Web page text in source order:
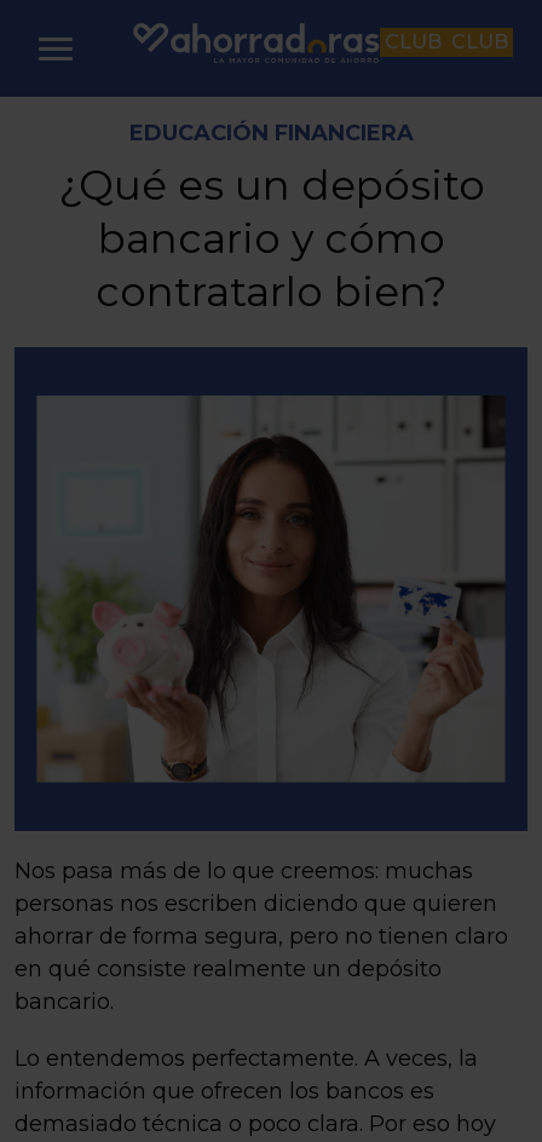
CLUB CLUB
EDUCACIÓN FINANCIERA
¿Qué es un depósito
bancario y cómo
contratarlo bien?
Nos pasa más de lo que creemos: muchas
personas nos escriben diciendo que quieren
ahorrar de forma segura, pero no tienen claro
en qué consiste realmente un depósito
bancario.
Lo entendemos perfectamente. A veces, la
información que ofrecen los bancos es
demasiado técnica o poco clara. Por eso hoy